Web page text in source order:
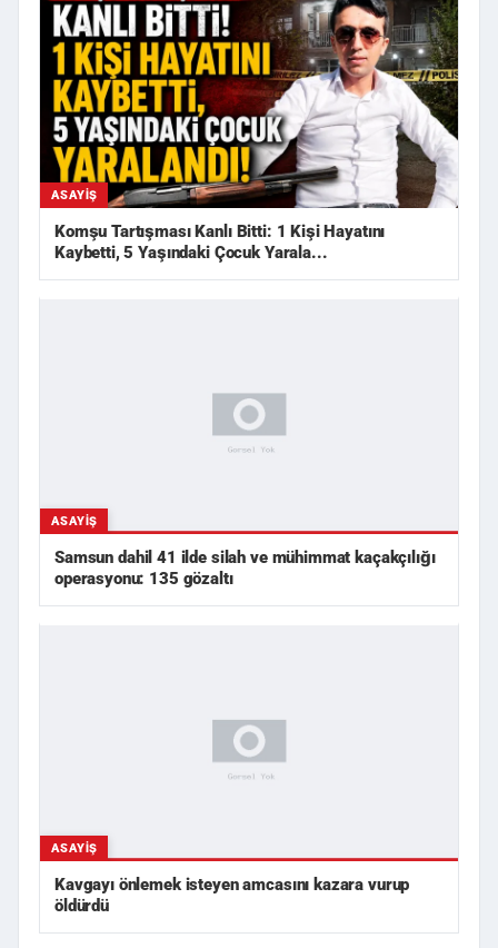
ASAYIŞ
Komşu Tartışması Kanlı Bitti: 1 Kişi Hayatını
Kaybetti, 5 Yaşındaki Çocuk Yarala...
ASAYIŞ
Samsun dahil 41 ilde silah ve mühimmat kaçakçılığı
operasyonu: 135 gözaltı
ASAYIŞ
Kavgayı önlemek isteyen amcasını kazara vurup
öldürdü